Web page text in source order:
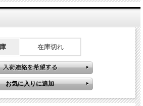
ップが入荷致しました！
ると云われる宝石の女王ルビー！
なしのおすすめ商品です。
在庫切れ